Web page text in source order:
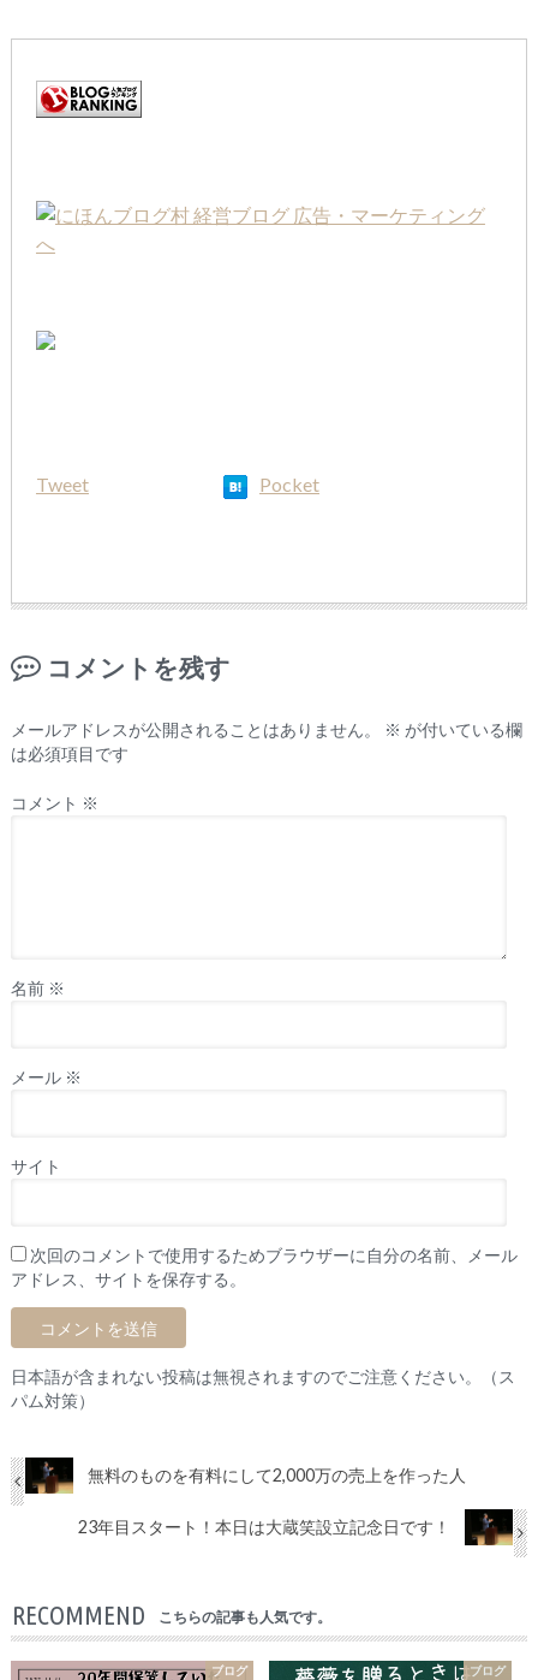
Tweet Pocket
コメントを残す
メールアドレスが公開されることはありません。 ※ が付いている欄
は必須項目です
コメント ※
名前 ※
メール ※
サイト
次回のコメントで使用するためブラウザーに自分の名前、メール
アドレス、サイトを保存する。
日本語が含まれない投稿は無視されますのでご注意ください。（ス
パム対策）
無料のものを有料にして2,000万の売上を作った人
23年目スタート！本日は大蔵笑設立記念日です！
RECOMMEND こちらの記事も人気です。
ブログ ブログ